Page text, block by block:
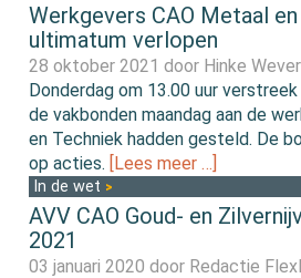
Werkgevers CAO Metaal
ultimatum verlopen
28 oktober 2021 door Hinke Wever
Donderdag om 13.00 uur
de vakbonden maandag aan de
en Techniek hadden gesteld. De
op acties. [Lees meer …]
In de wet
AVV CAO Goud- en
2021
03 januari 2020 door Redactie